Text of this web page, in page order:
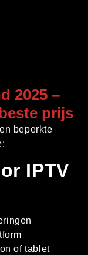
2025 –
prijs
beperkte
IPTV
of tablet